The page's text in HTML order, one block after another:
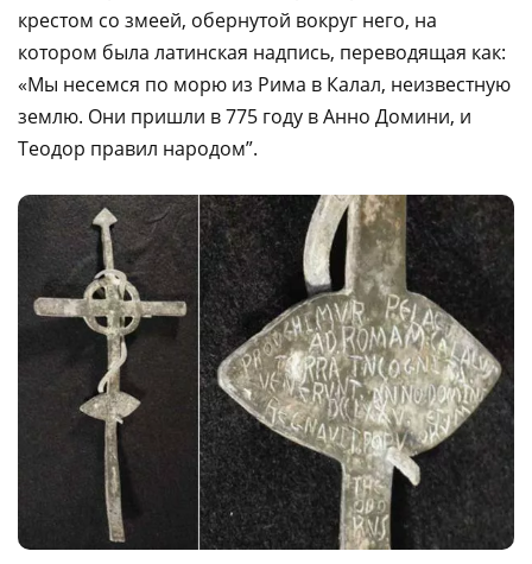
крестом со змеей, обернутой вокруг него, на
котором была латинская надпись, переводящая как:
«Мы несемся по морю из Рима в Калал, неизвестную
землю. Они пришли в 775 году в Анно Домини, и
Теодор правил народом”.